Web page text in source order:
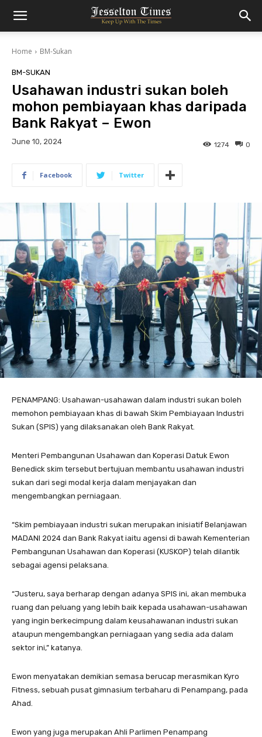
Home BM-Sukan
BM-SUKAN
Usahawan industri sukan boleh
mohon pembiayaan khas daripada
Bank Rakyat – Ewon
June 10, 2024 0
1274
Facebook Twitter
PENAMPANG: Usahawan-usahawan dalam industri sukan boleh
memohon pembiayaan khas di bawah Skim Pembiayaan Industri
Sukan (SPIS) yang dilaksanakan oleh Bank Rakyat.
Menteri Pembangunan Usahawan dan Koperasi Datuk Ewon
Benedick skim tersebut bertujuan membantu usahawan industri
sukan dari segi modal kerja dalam menjayakan dan
mengembangkan perniagaan.
“Skim pembiayaan industri sukan merupakan inisiatif Belanjawan
MADANI 2024 dan Bank Rakyat iaitu agensi di bawah Kementerian
Pembangunan Usahawan dan Koperasi (KUSKOP) telah dilantik
sebagai agensi pelaksana.
“Justeru, saya berharap dengan adanya SPIS ini, akan membuka
ruang dan peluang yang lebih baik kepada usahawan-usahawan
yang ingin berkecimpung dalam keusahawanan industri sukan
ataupun mengembangkan perniagaan yang sedia ada dalam
sektor ini,” katanya.
Ewon menyatakan demikian semasa berucap merasmikan Kyro
Fitness, sebuah pusat gimnasium terbaharu di Penampang, pada
Ahad.
Ewon yang juga merupakan Ahli Parlimen Penampang